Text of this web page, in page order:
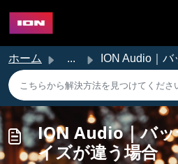
ホーム ... ION Audio｜バッテリー端子のサイズが違
ION Audio｜バ
イズが違う場合